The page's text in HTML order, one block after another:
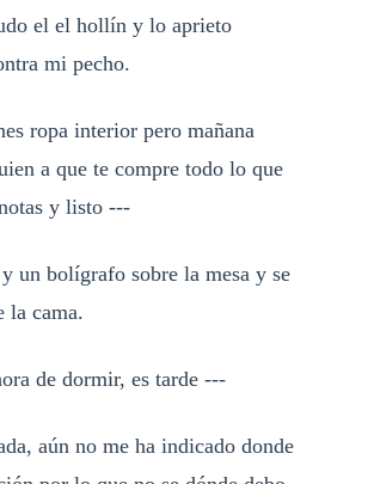
el el hollín y lo aprieto
mi pecho.
ropa interior pero mañana
a que te compre todo lo que
y listo ---
un bolígrafo sobre la mesa y se
la cama.
de dormir, es tarde ---
aún no me ha indicado donde